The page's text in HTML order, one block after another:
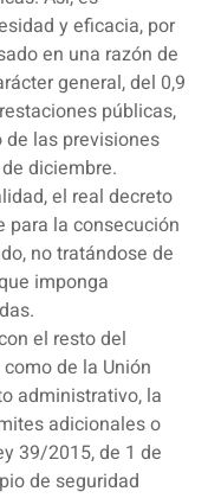
y eficacia, por
en una razón de
general, del 0,9
públicas,
las previsiones
diciembre.
el real decreto
la consecución
no tratándose de
imponga
el resto del
de la Unión
administrativo, la
adicionales o
39/2015, de 1 de
de seguridad